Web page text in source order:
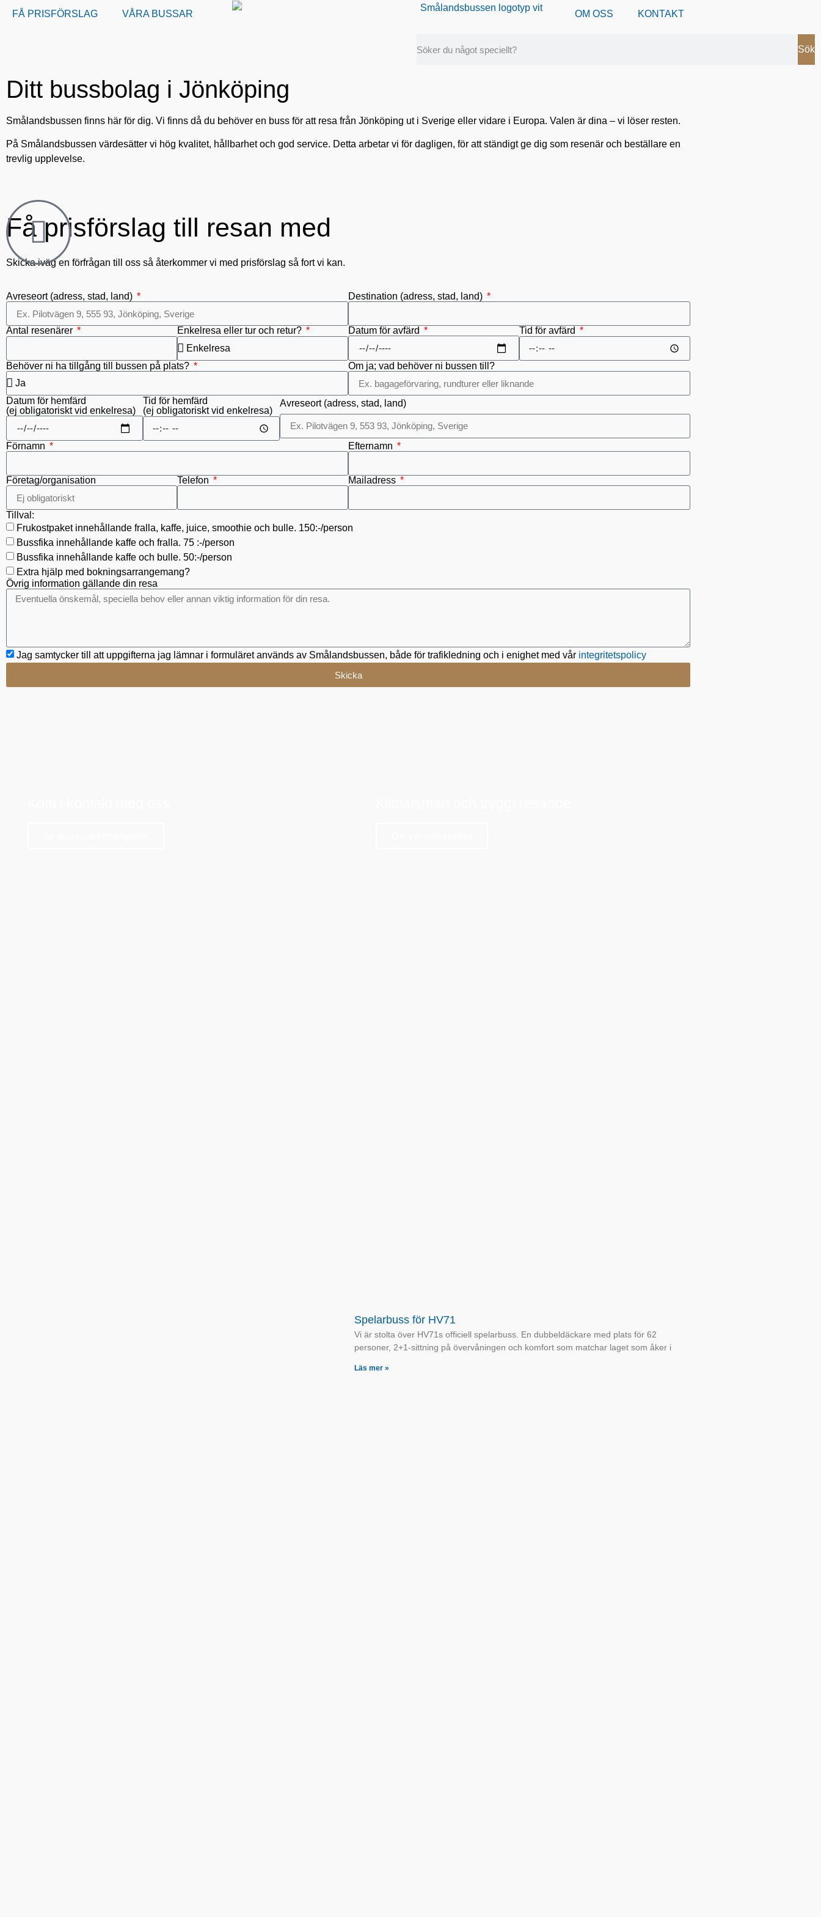
FÅ PRISFÖRSLAG VÅRA BUSSAR OM OSS KONTAKT
Sök
Ditt bussbolag i Jönköping
Smålandsbussen finns här för dig. Vi finns då du behöver en buss för att resa från Jönköping ut i Sverige eller vidare i Europa. Valen är dina – vi löser resten.
På Smålandsbussen värdesätter vi hög kvalitet, hållbarhet och god service. Detta arbetar vi för dagligen, för att ständigt ge dig som resenär och beställare en
trevlig upplevelse.
Få prisförslag till resan med
Skicka iväg en förfrågan till oss så återkommer vi med prisförslag så fort vi kan.
Avreseort (adress, stad, land) Destination (adress, stad, land)
Antal resenärer Enkelresa eller tur och retur? Datum för avfärd Tid för avfärd
Behöver ni ha tillgång till bussen på plats? Om ja; vad behöver ni bussen till?
Datum för hemfärd
(ej obligatoriskt vid enkelresa)
Tid för hemfärd
(ej obligatoriskt vid enkelresa)
Avreseort (adress, stad, land)
Förnamn Efternamn
Företag/organisation Telefon Mailadress
Tillval:
Frukostpaket innehållande fralla, kaffe, juice, smoothie och bulle. 150:-/person
Bussfika innehållande kaffe och fralla. 75 :-/person
Bussfika innehållande kaffe och bulle. 50:-/person
Extra hjälp med bokningsarrangemang?
Övrig information gällande din resa
Jag samtycker till att uppgifterna jag lämnar i formuläret används av Smålandsbussen, både för trafikledning och i enighet med vår integritetspolicy
Skicka
Spelarbuss för HV71
Vi är stolta över HV71s officiell spelarbuss. En dubbeldäckare med plats för 62
personer, 2+1-sittning på övervåningen och komfort som matchar laget som åker i
Läs mer »